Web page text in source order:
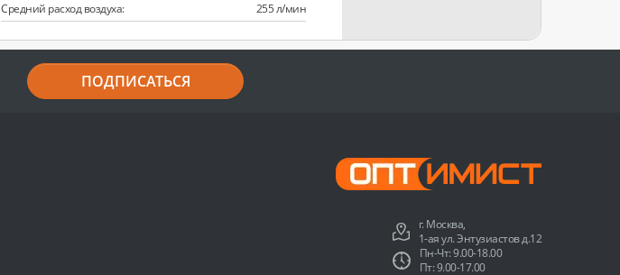
Средний расход воздуха:
255 л/мин
ПОДПИСАТЬСЯ
г. Москва,
1-ая ул. Энтузиастов д.12
Пн-Чт: 9.00-18.00
Пт: 9.00-17.00